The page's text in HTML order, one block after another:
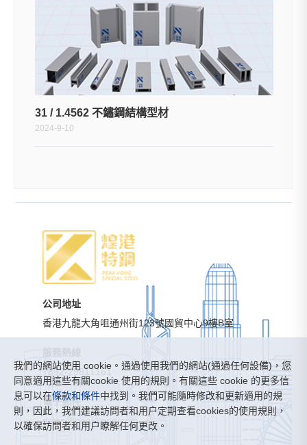
31 / 1.4562 不鏽鋼結構型材
2024-9-10
公司地址
香港九龍大角咀通州街123號國貿中心9樓B室
+852-29811161
電子郵件
sales@peakkong.com
我們的網站使用 cookie。通過使用我們的網站(通過任何設備)，您
同意適用這些有關cookie 使用的規則。有關這些 cookie 的更多信
息可以在條款和條件中找到。我們可能隨時修改和更新適用的規
則，因此，我們建議訪問者和用户定期查看cookies的使用規則，
以確保訪問者和用户瞭解任何更改。